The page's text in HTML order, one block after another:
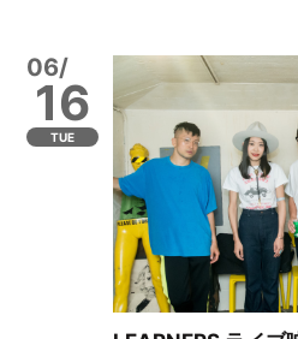
06/
16
TUE